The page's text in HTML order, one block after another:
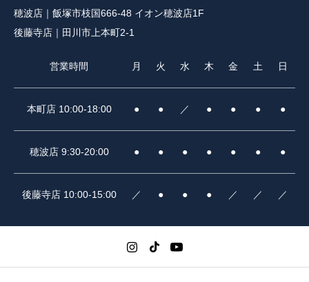
穂波店｜飯塚市枝国666-48 イオン穂波店1F
後藤寺店｜田川市上本町2-1
営業時間 月 火 水 木 金 土 日
本町店 10:00-18:00 ● ● ／ ● ● ● ●
穂波店 9:30-20:00 ● ● ● ● ● ● ●
後藤寺店 10:00-15:00 ／ ● ● ● ／ ／ ／